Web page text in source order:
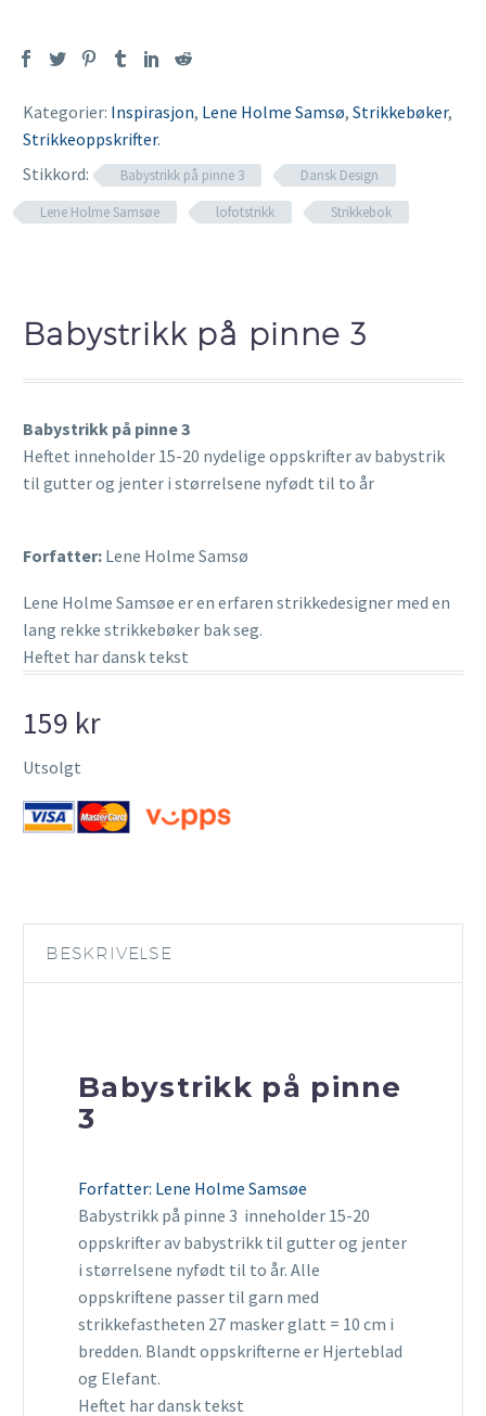
Kategorier: Inspirasjon, Lene Holme Samsø, Strikkebøker,
Strikkeoppskrifter.
Stikkord:
Babystrikk på pinne 3
Dansk Design
Lene Holme Samsøe
lofotstrikk Strikkebok
Babystrikk på pinne 3
Babystrikk på pinne 3
Heftet inneholder 15-20 nydelige oppskrifter av babystrik
til gutter og jenter i størrelsene nyfødt til to år
Forfatter: Lene Holme Samsø
Lene Holme Samsøe er en erfaren strikkedesigner med en
lang rekke strikkebøker bak seg.
Heftet har dansk tekst
159 kr
Utsolgt
BESKRIVELSE
Babystrikk på pinne
3
Forfatter: Lene Holme Samsøe
Babystrikk på pinne 3 inneholder 15-20
oppskrifter av babystrikk til gutter og jenter
i størrelsene nyfødt til to år. Alle
oppskriftene passer til garn med
strikkefastheten 27 masker glatt = 10 cm i
bredden. Blandt oppskrifterne er Hjerteblad
og Elefant.
Heftet har dansk tekst